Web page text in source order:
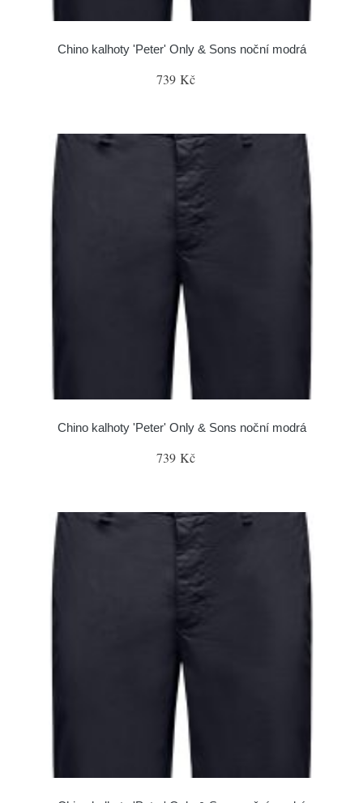
Chino kalhoty 'Peter' Only & Sons noční modrá
739 Kč
Chino kalhoty 'Peter' Only & Sons noční modrá
739 Kč